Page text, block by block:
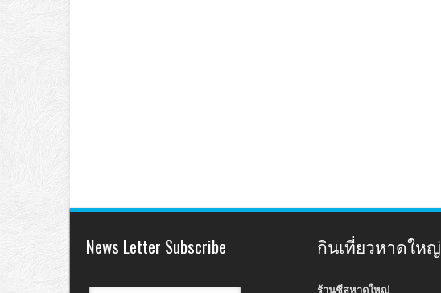
News Letter Subscribe กินเที่ยวหาดใหญ่
ร้านชีสหาดใหญ่